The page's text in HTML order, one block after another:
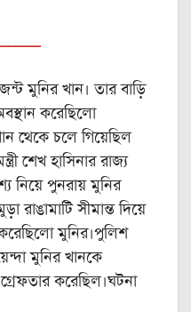
মুনির খান। তার বাড়ি
করেছিলো
থেকে চলে গিয়েছিল
শেখ হাসিনার রাজ্য
নিয়ে পুনরায় মুনির
রাঙামাটি সীমান্ত দিয়ে
মুনির।পুলিশ
মুনির খানকে
করেছিল।ঘটনা